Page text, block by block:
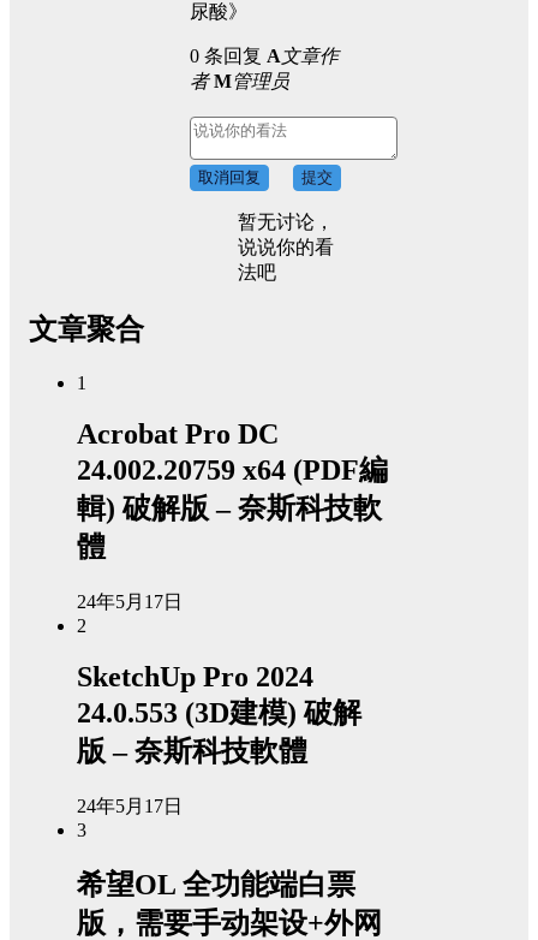
尿酸》
0 条回复 A文章作
者 M管理员
取消回复 提交
暂无讨论，
说说你的看
法吧
文章聚合
1
Acrobat Pro DC
24.002.20759 x64 (PDF編
輯) 破解版 – 奈斯科技軟
體
24年5月17日
2
SketchUp Pro 2024
24.0.553 (3D建模) 破解
版 – 奈斯科技軟體
24年5月17日
3
希望OL 全功能端白票
版，需要手动架设+外网